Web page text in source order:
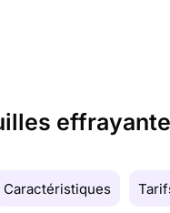
Caractéristiques